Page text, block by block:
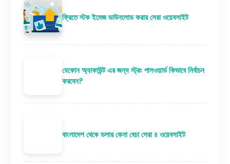
ফ্রিতে স্টক ইমেজ ডাউনলোড করার সেরা ওয়েবসাইট
যেকোন অ্যাকাউন্ট এর জন্য স্ট্রং পাসওয়ার্ড কিভাবে নির্বাচন
করবেন?
বাংলাদেশ থেকে ডলার কেনা বেচা সেরা ৪ ওয়েবসাইট